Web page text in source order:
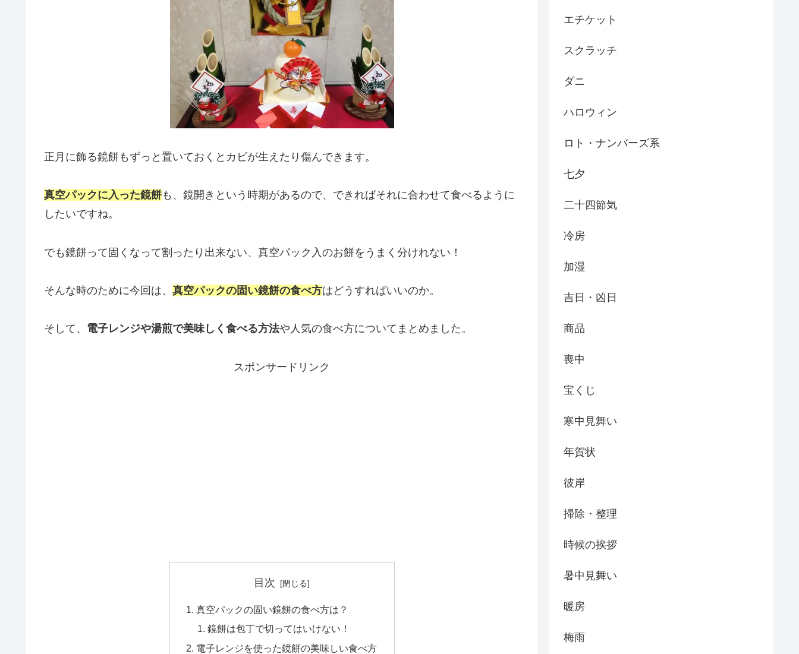
正月に飾る鏡餅もずっと置いておくとカビが生えたり傷んできます。
真空パックに入った鏡餅も、鏡開きという時期があるので、できればそれに合わせて食べるように
したいですね。
でも鏡餅って固くなって割ったり出来ない、真空パック入のお餅をうまく分けれない！
そんな時のために今回は、 真空パックの固い鏡餅の食べ方はどうすればいいのか。
そして、 電子レンジや湯煎で美味しく食べる方法や人気の食べ方についてまとめました。
スポンサードリンク
目次
真空パックの固い鏡餅の食べ方は？
鏡餅は包丁で切ってはいけない！
電子レンジを使った鏡餅の美味しい食べ方
エチケット
スクラッチ
ダニ
ハロウィン
ロト・ナンバーズ系
七夕
二十四節気
冷房
加湿
吉日・凶日
商品
喪中
宝くじ
寒中見舞い
年賀状
彼岸
掃除・整理
時候の挨拶
暑中見舞い
暖房
梅雨